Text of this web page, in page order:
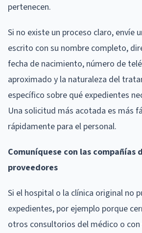
pertenecen.
Si no existe un proceso claro, envíe
escrito con su nombre completo,
fecha de nacimiento, número de
aproximado y la naturaleza del
específico sobre qué expedientes
Una solicitud más acotada es más
rápidamente para el personal.
Comuníquese con las compañías
proveedores
Si el hospital o la clínica original no
expedientes, por ejemplo porque
otros consultorios del médico o con